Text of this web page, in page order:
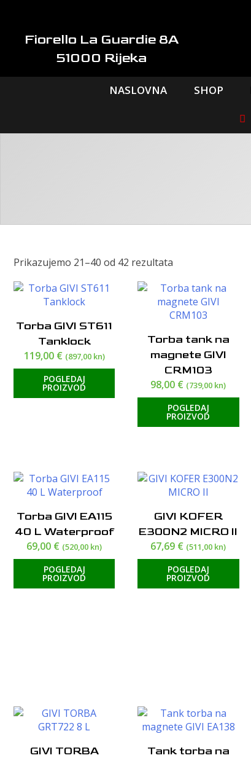
contentFiorello La Guardie 8A
51000 Rijeka
NASLOVNA SHOP
Prikazujemo 21–40 od 42 rezultata
cijeni:
od
visoke
niske
Torba GIVI ST611
Tanklock
119,00 € (897,00 kn)
POGLEDAJ
PROIZVOD
Torba tank na
magnete GIVI
CRM103
98,00 € (739,00 kn)
POGLEDAJ
PROIZVOD
Torba GIVI EA115
40 L Waterproof
69,00 € (520,00 kn)
POGLEDAJ
PROIZVOD
GIVI KOFER
E300N2 MICRO II
67,69 € (511,00 kn)
POGLEDAJ
PROIZVOD
GIVI TORBA
Tank torba na